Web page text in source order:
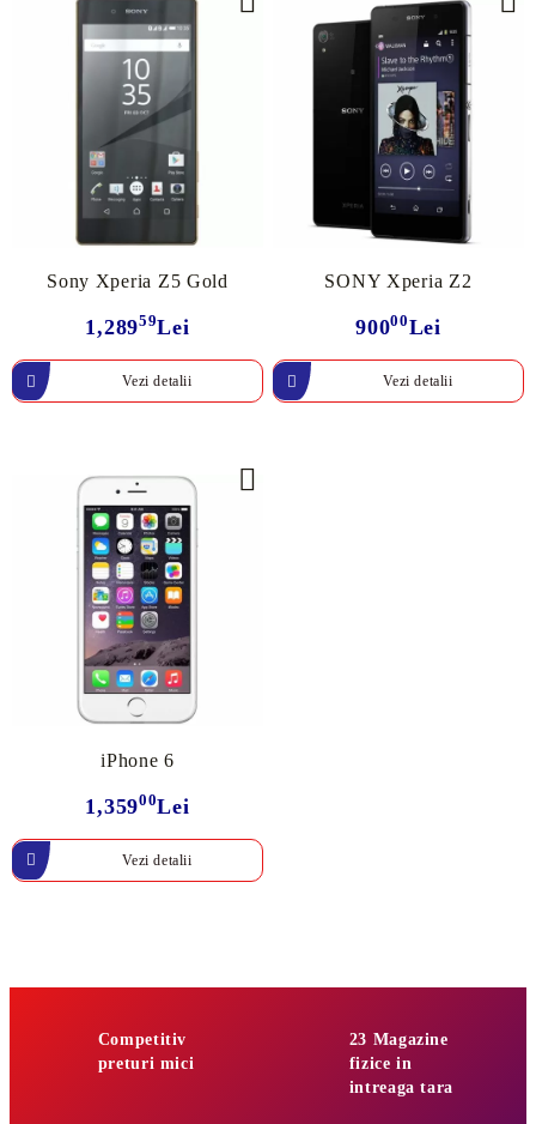
Sony Xperia Z5 Gold
1,28959Lei
Vezi detalii
SONY Xperia Z2
90000Lei
Vezi detalii
iPhone 6
1,35900Lei
Vezi detalii
Competitiv
preturi mici
23 Magazine
fizice in
intreaga tara